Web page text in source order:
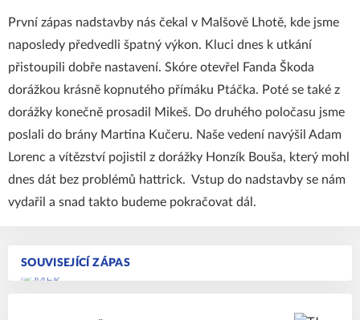
SOUVISEJÍCÍ ZÁPAS
První zápas nadstavby nás čekal v Malšově Lhotě, kde jsme
naposledy předvedli špatný výkon. Kluci dnes k utkání
přistoupili dobře nastavení. Skóre otevřel Fanda Škoda
dorážkou krásně kopnutého přímáku Ptáčka. Poté se také z
dorážky konečně prosadil Mikeš. Do druhého poločasu jsme
poslali do brány Martina Kučeru. Naše vedení navýšil Adam
Lorenc a vítězství pojistil z dorážky Honzík Bouša, který mohl
dnes dát bez problémů hattrick. Vstup do nadstavby se nám
vydařil a snad takto budeme pokračovat dál.